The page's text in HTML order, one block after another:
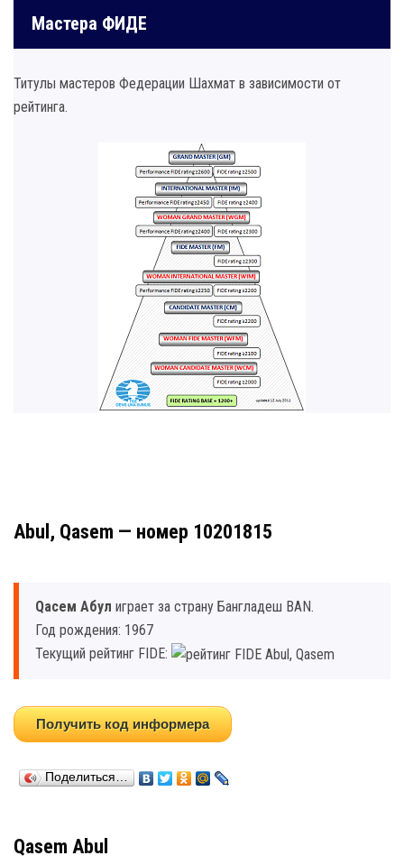
Мастера ФИДЕ
Титулы мастеров Федерации Шахмат в зависимости от
рейтинга.
Abul, Qasem — номер 10201815
Qасем Абул играет за страну Бангладеш BAN.
Год рождения: 1967
Текущий рейтинг FIDE:
Получить код информера
Поделиться…
Qasem Abul